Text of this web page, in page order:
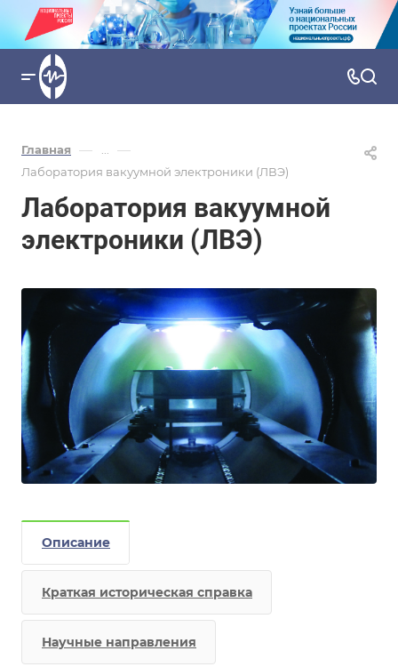
Главная — ... —
Лаборатория вакуумной электроники (ЛВЭ)
Лаборатория вакуумной
электроники (ЛВЭ)
Описание
Краткая историческая справка
Научные направления